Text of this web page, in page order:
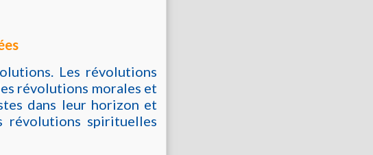
Les révolutions
révolutions morales et
dans leur horizon et
révolutions spirituelles